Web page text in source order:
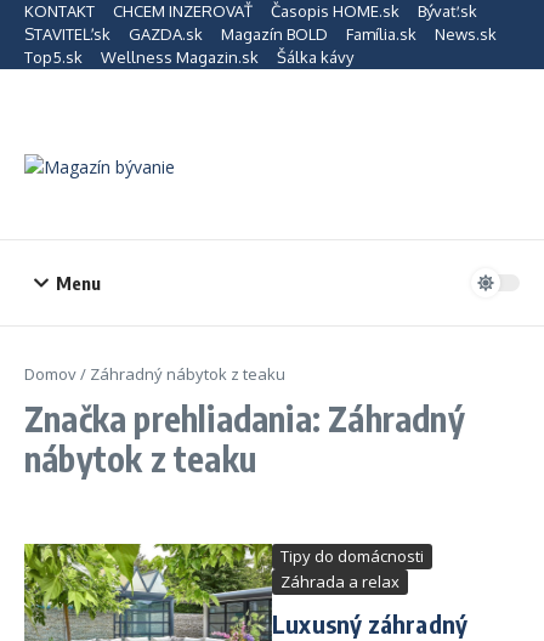
Preskočiť na obsah
KONTAKT CHCEM INZEROVAŤ Časopis HOME.sk
Bývať.sk
STAVITEĽ.sk
GAZDA.sk Magazín BOLD Família.sk
News.sk
Top5.sk
Wellness Magazin.sk Šálka kávy
Menu
Domov/ Záhradný nábytok z teaku
Značka prehliadania: Záhradný
nábytok z teaku
Tipy do domácnosti
Záhrada a relax
Luxusný záhradný